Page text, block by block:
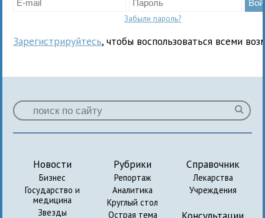
Забыли пароль?
Зарегистрируйтесь, чтобы воспользоваться всеми
Новости
Бизнес
Государство и
медицина
Звезды
Рубрики
Репортаж
Аналитика
Круглый стол
Острая тема
Справочник
Лекарства
Учреждения
Консультации